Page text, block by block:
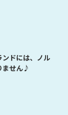
ドには、ノル
ません♪